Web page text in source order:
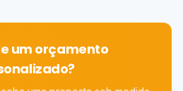
um orçamento